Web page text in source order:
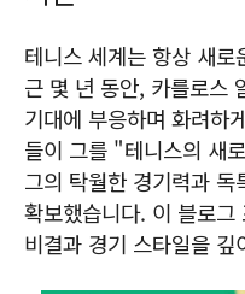
테니스 세계는 항상 새
근 몇 년 동안, 카를로스
기대에 부응하며 화려하
들이 그를 "테니스의 새
그의 탁월한 경기력과
확보했습니다. 이 블로
비결과 경기 스타일을